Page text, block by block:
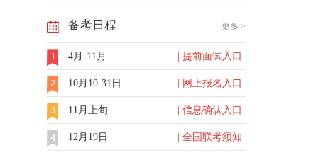
备考日程 更多 >
4月-11月 | 提前面试入口
10月10-31日 | 网上报名入口
11月上旬 | 信息确认入口
12月19日 | 全国联考须知